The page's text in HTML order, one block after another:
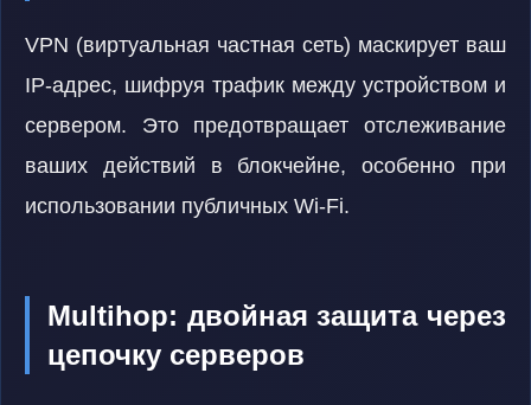
VPN (виртуальная частная сеть) маскирует ваш
IP-адрес, шифруя трафик между устройством и
сервером. Это предотвращает отслеживание
ваших действий в блокчейне, особенно при
использовании публичных Wi-Fi.
Multihop: двойная защита через
цепочку серверов